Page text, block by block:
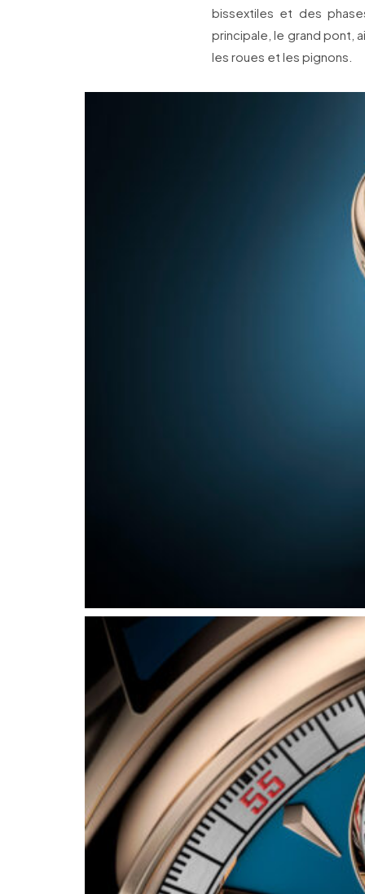
bissextiles et des
principale, le grand pont,
les roues et les pignons.